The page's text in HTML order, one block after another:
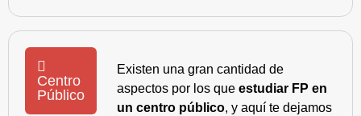
Centro
Público
Existen una gran cantidad de
aspectos por los que estudiar FP en
un centro público, y aquí te dejamos